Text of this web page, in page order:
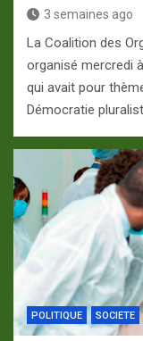
3 semaines ago
La Coalition des
organisé mercredi
qui avait pour
Démocratie
POLITIQUE SOCIETE